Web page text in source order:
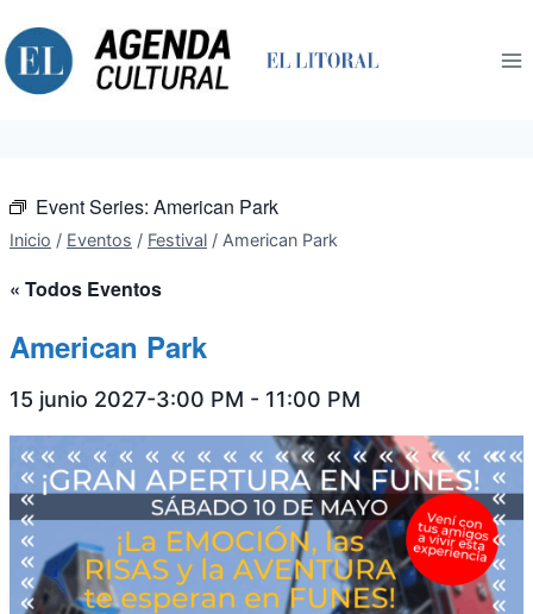
al
contenido
Event Series: American Park
Inicio / Eventos / Festival / American Park
« Todos Eventos
American Park
15 junio 2027-3:00 PM - 11:00 PM